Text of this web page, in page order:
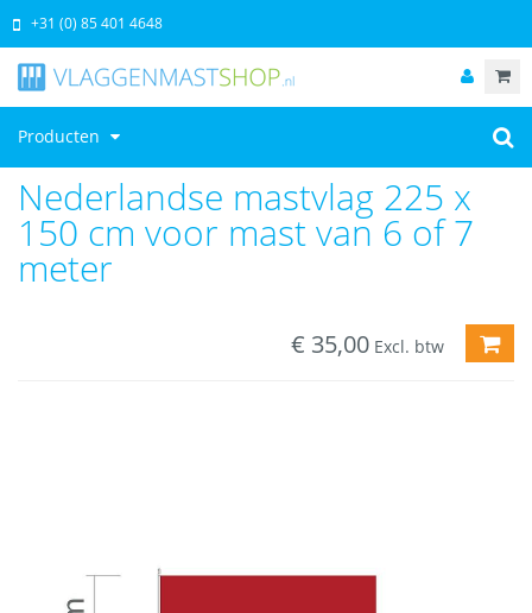
Producten
+31 (0) 85 401 4648
Nederlandse mastvlag 225 x
150 cm voor mast van 6 of 7
meter
€ 35,00 Excl. btw